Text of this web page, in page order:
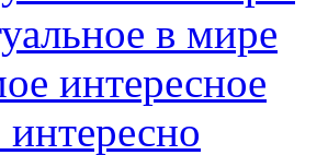
в мире
интересное